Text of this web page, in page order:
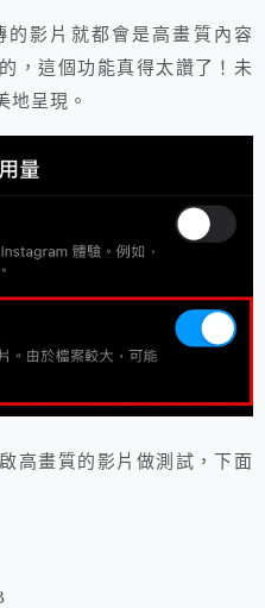
影片就都會是高畫質內容
，這個功能真得太讚了！未
地呈現。
高畫質的影片做測試，下面